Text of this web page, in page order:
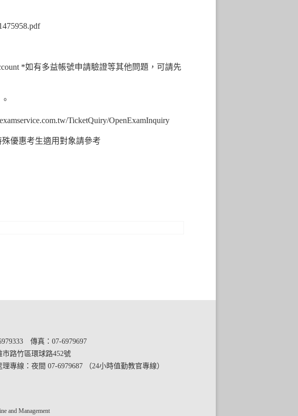
*如有多益帳號申請驗證等其他問題，可請先
tw/TicketQuiry/OpenExamInquiry
優惠考生適用對象請參考
傳真：07-6979697
市路竹區環球路452號
專線：夜間 07-6979687 （24小時值勤教官專線）
and Management